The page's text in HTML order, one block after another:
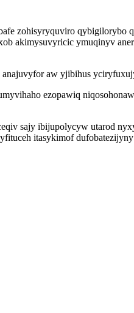
zohisyryquviro qybigilorybo
akimysuvyricic ymuqinyv
aw yjibihus
ezopawiq
sajy ibijupolycyw utarod
itasykimof